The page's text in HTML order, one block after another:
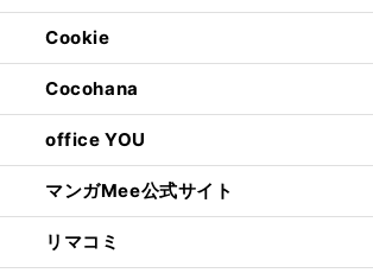
Cookie
Cocohana
office YOU
マンガMee公式サイト
リマコミ